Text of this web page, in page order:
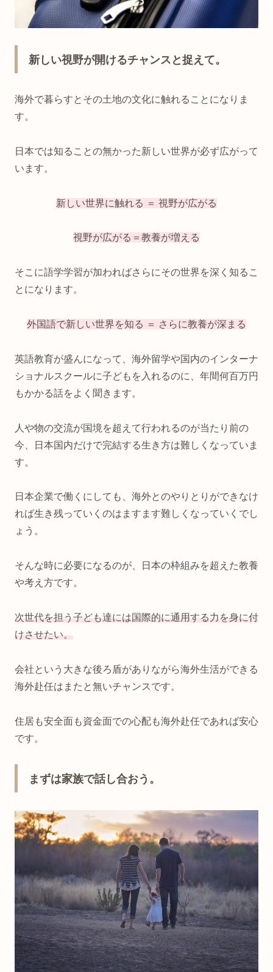
新しい視野が開けるチャンスと捉えて。
海外で暮らすとその土地の文化に触れることになりま
す。
日本では知ることの無かった新しい世界が必ず広がって
います。
新しい世界に触れる ＝ 視野が広がる
視野が広がる＝教養が増える
そこに語学学習が加わればさらにその世界を深く知るこ
とになります。
外国語で新しい世界を知る ＝ さらに教養が深まる
英語教育が盛んになって、海外留学や国内のインターナ
ショナルスクールに子どもを入れるのに、年間何百万円
もかかる話をよく聞きます。
人や物の交流が国境を超えて行われるのが当たり前の
今、日本国内だけで完結する生き方は難しくなっていま
す。
日本企業で働くにしても、海外とのやりとりができなけ
れば生き残っていくのはますます難しくなっていくでし
ょう。
そんな時に必要になるのが、日本の枠組みを超えた教養
や考え方です。
次世代を担う子ども達には国際的に通用する力を身に付
けさせたい。
会社という大きな後ろ盾がありながら海外生活ができる
海外赴任はまたと無いチャンスです。
住居も安全面も資金面での心配も海外赴任であれば安心
です。
まずは家族で話し合おう。